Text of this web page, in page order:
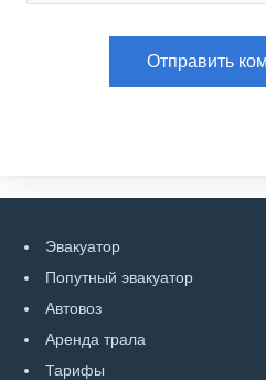
Эвакуатор
Попутный эвакуатор
Автовоз
Аренда трала
Тарифы